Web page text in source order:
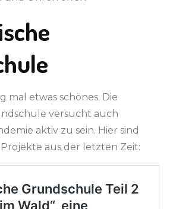
mal etwas schönes. Die
versucht auch
aktiv zu sein. Hier sind
aus der letzten Zeit: